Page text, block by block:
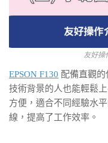
友好操
EPSON F130 配備直觀的
技術背景的人也能輕鬆
方便，適合不同經驗水
線，提高了工作效率。